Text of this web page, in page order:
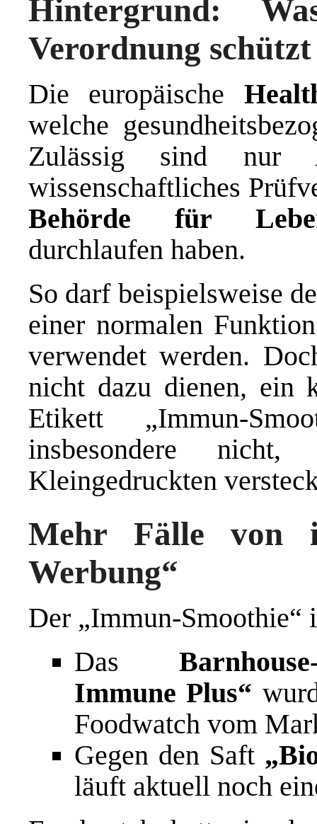
Hintergrund:
Verordnung schützt
Die europäische
welche
Zulässig sind nur
wissenschaftliches
Behörde für
durchlaufen haben.
So darf beispielsweise
einer normalen
verwendet werden.
nicht dazu dienen, ein
Etikett „Immun-
insbesondere
Kleingedruckten
Mehr Fälle von
Werbung“
Der „Immun-
Das
Immune Plus“
Foodwatch vom
Gegen den Saft
läuft aktuell noch